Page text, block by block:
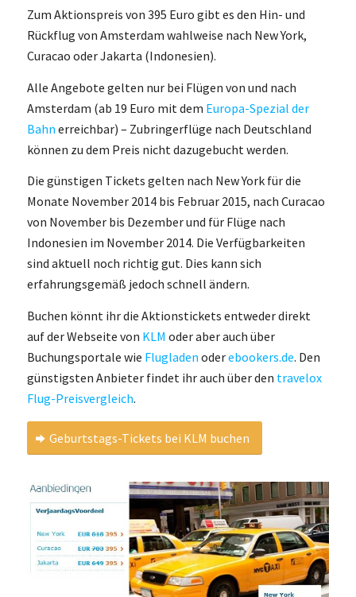
Zum Aktionspreis von 395 Euro gibt es den Hin- und
Rückflug von Amsterdam wahlweise nach New York,
Curacao oder Jakarta (Indonesien).
Alle Angebote gelten nur bei Flügen von und nach
Amsterdam (ab 19 Euro mit dem Europa-Spezial der
Bahn erreichbar) – Zubringerflüge nach Deutschland
können zu dem Preis nicht dazugebucht werden.
Die günstigen Tickets gelten nach New York für die
Monate November 2014 bis Februar 2015, nach Curacao
von November bis Dezember und für Flüge nach
Indonesien im November 2014. Die Verfügbarkeiten
sind aktuell noch richtig gut. Dies kann sich
erfahrungsgemäß jedoch schnell ändern.
Buchen könnt ihr die Aktionstickets entweder direkt
auf der Webseite von KLM oder aber auch über
Buchungsportale wie Flugladen oderebookers.de. Den
günstigsten Anbieter findet ihr auch über den travelox
Flug-Preisvergleich.
Geburtstags-Tickets bei KLM buchen